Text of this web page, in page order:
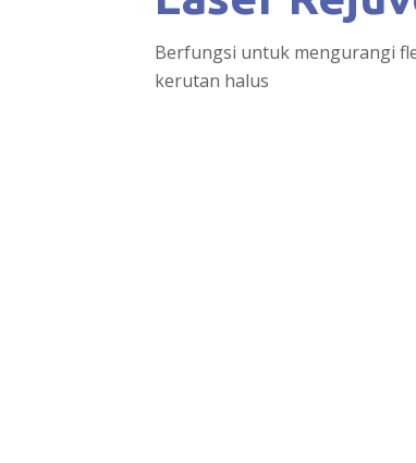
Berfungsi untuk mengurangi
kerutan halus